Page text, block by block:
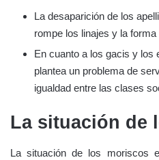
La desaparición de los
rompe los linajes y la
En cuanto a los gacis y los
plantea un problema de
igualdad entre las clases
La situación de
La situación de los moriscos